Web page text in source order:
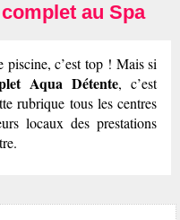
au Spa
piscine, c’est top ! Mais si
Aqua Détente, c’est
rubrique tous les centres
locaux des prestations